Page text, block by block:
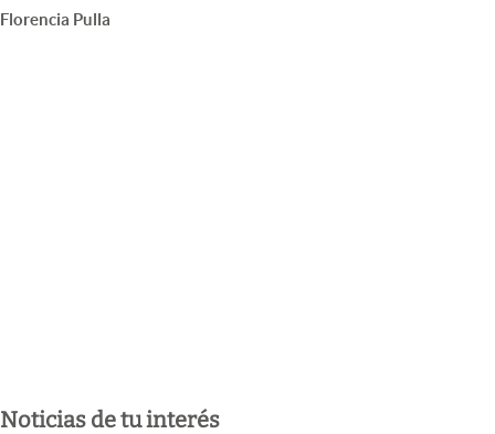
Florencia Pulla
Noticias de tu interés